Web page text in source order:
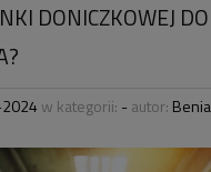
DONICZKOWEJ DO
w kategorii: - autor: